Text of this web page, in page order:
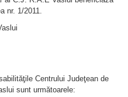
nr. 1/2011.
Centrului Judeţean de
sunt următoarele: